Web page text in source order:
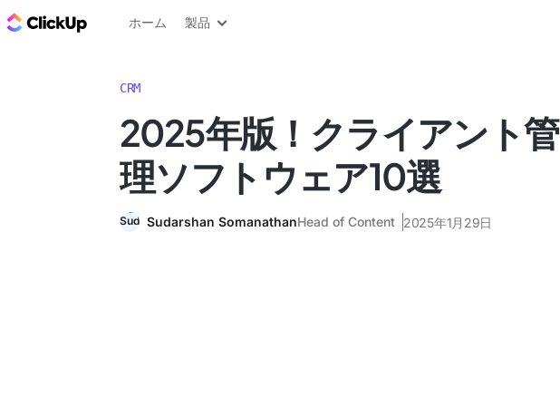
ClickUp ブログ
ホーム 製品
CRM
2025年版！クライアント管
理ソフトウェア10選
Sudarshan SomanathanHead of Content 2025年1月29日